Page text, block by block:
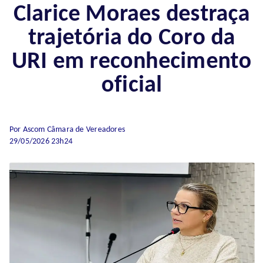
Clarice Moraes destraça
trajetória do Coro da
URI em reconhecimento
oficial
Por Ascom Câmara de Vereadores
29/05/2026 23h24